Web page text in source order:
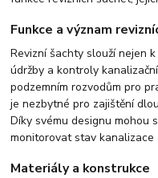
Funkce a význam
Revizní šachty slouží nejen
údržby a kontroly
podzemním rozvodům pro
je nezbytné pro zajištění
Díky svému designu mohou
monitorovat stav
Materiály a konstrukce